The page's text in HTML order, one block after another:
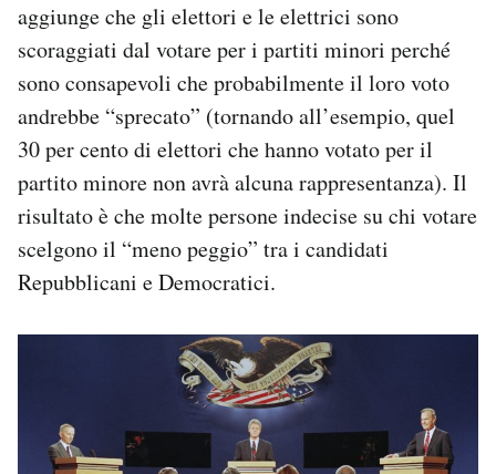
aggiunge che gli elettori e le elettrici sono
scoraggiati dal votare per i partiti minori perché
sono consapevoli che probabilmente il loro voto
andrebbe “sprecato” (tornando all’esempio, quel
30 per cento di elettori che hanno votato per il
partito minore non avrà alcuna rappresentanza). Il
risultato è che molte persone indecise su chi votare
scelgono il “meno peggio” tra i candidati
Repubblicani e Democratici.